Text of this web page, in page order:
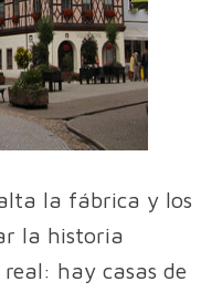
la fábrica y los
la historia
hay casas de